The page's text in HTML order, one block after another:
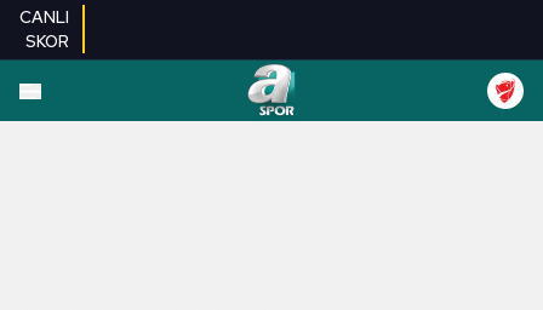
CANLI
SKOR